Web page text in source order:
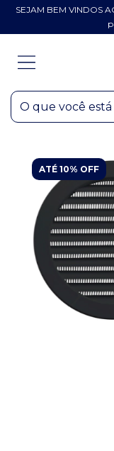
SEJAM BEM VINDOS
ATÉ 10% OFF